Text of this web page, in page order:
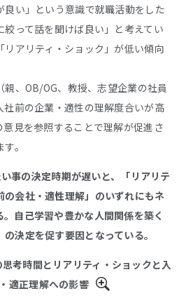
良い」という意識で就職活動をした
って話を聞けば良い」と考えてい
アリティ・ショック」が低い傾向
、OB/OG、教授、志望企業の社員
社前の企業・適性の理解度合いが高
意見を参照することで理解が促進さ
。
事の決定時期が遅いと、「リアリテ
の会社・適性理解」のいずれにもネ
自己学習や豊かな人間関係を築く
決定を促す要因となっている。
考時間とリアリティ・ショックと入
適正理解への影響